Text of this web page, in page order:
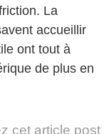
La
accueillir
ont tout à
de plus en
cet article post